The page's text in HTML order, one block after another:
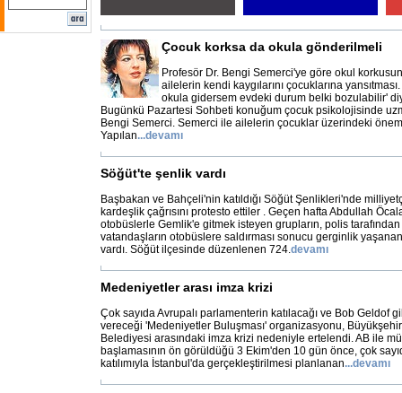
Çocuk korksa da okula gönderilmeli
Profesör Dr. Bengi Semerci'ye göre okul
ailelerin kendi kaygılarını çocuklarına
okula gidersem evdeki durum belki bozulabilir'
Bugünkü Pazartesi Sohbeti konuğum çocuk psikolojisinde
Bengi Semerci. Semerci ile ailelerin çocuklar üzerindeki
Yapılan...devamı
Söğüt'te şenlik vardı
Başbakan ve Bahçeli'nin katıldığı Söğüt Şenlikleri'nde
kardeşlik çağrısını protesto ettiler . Geçen hafta Abdullah
otobüslerle Gemlik'e gitmek isteyen grupların, polis
vatandaşların otobüslere saldırması sonucu gerginlik
vardı. Söğüt ilçesinde düzenlenen 724.devamı
Medeniyetler arası imza krizi
Çok sayıda Avrupalı parlamenterin katılacağı ve Bob Geldof
vereceği 'Medeniyetler Buluşması' organizasyonu,
Belediyesi arasındaki imza krizi nedeniyle ertelendi. AB ile
başlamasının ön görüldüğü 3 Ekim'den 10 gün önce, çok
katılımıyla İstanbul'da gerçekleştirilmesi planlanan...devamı